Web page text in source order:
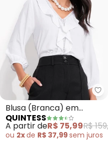
- Blusa (Azul
Blusa (Branca) em
Viscose Plana
QUINTESS
A partir deR$ 75,99R$
ou 2xde R$ 37,99sem juros